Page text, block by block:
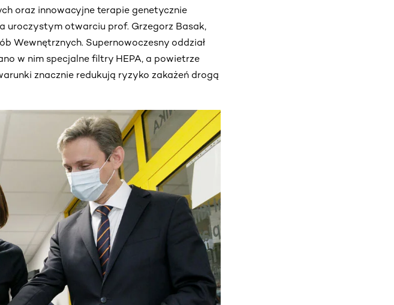
oraz innowacyjne terapie genetycznie
uroczystym otwarciu prof. Grzegorz Basak,
Wewnętrznych. Supernowoczesny oddział
w nim specjalne filtry HEPA, a powietrze
znacznie redukują ryzyko zakażeń drogą